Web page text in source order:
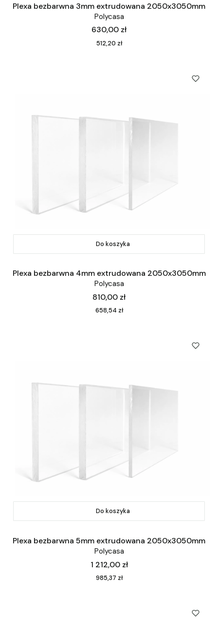
Plexa bezbarwna 3mm extrudowana 2050x3050mm
Polycasa
Cena
630,00 zł
Cena
512,20 zł
Do koszyka
Plexa bezbarwna 4mm extrudowana 2050x3050mm
Polycasa
Cena
810,00 zł
Cena
658,54 zł
Do koszyka
Plexa bezbarwna 5mm extrudowana 2050x3050mm
Polycasa
Cena
1 212,00 zł
Cena
985,37 zł